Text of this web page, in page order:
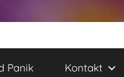
Panik Kontakt